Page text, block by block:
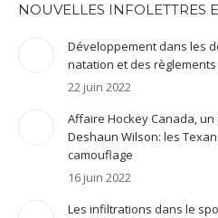
NOUVELLES INFOLETTRES
Développement dans les
natation et des
22 juin 2022
Affaire Hockey Canada,
Deshaun Wilson: les
camouflage
16 juin 2022
Les infiltrations dans le